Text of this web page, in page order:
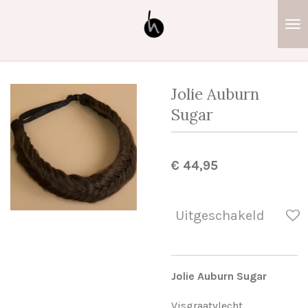
Jolie Auburn
Sugar
€ 44,95
Uitgeschakeld
Jolie Auburn Sugar